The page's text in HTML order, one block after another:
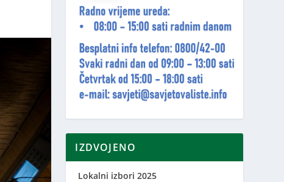
IZDVOJENO
Lokalni izbori 2025